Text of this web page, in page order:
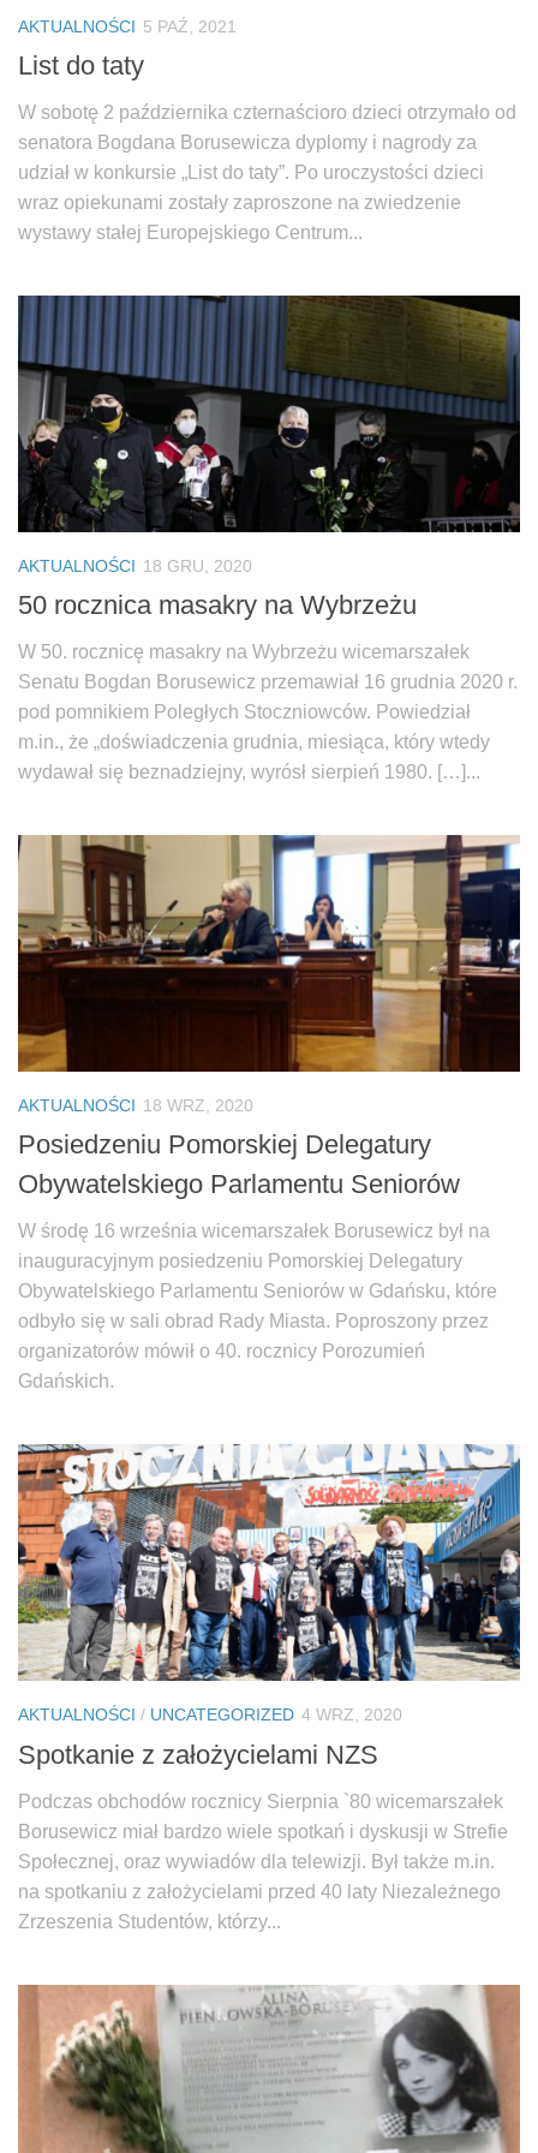
AKTUALNOŚCI 5 PAŹ, 2021
List do taty
W sobotę 2 października czternaścioro dzieci otrzymało od
senatora Bogdana Borusewicza dyplomy i nagrody za
udział w konkursie „List do taty”. Po uroczystości dzieci
wraz opiekunami zostały zaproszone na zwiedzenie
wystawy stałej Europejskiego Centrum...
AKTUALNOŚCI 18 GRU, 2020
50 rocznica masakry na Wybrzeżu
W 50. rocznicę masakry na Wybrzeżu wicemarszałek
Senatu Bogdan Borusewicz przemawiał 16 grudnia 2020 r.
pod pomnikiem Poległych Stoczniowców. Powiedział
m.in., że „doświadczenia grudnia, miesiąca, który wtedy
wydawał się beznadziejny, wyrósł sierpień 1980. […]...
AKTUALNOŚCI 18 WRZ, 2020
Posiedzeniu Pomorskiej Delegatury
Obywatelskiego Parlamentu Seniorów
W środę 16 września wicemarszałek Borusewicz był na
inauguracyjnym posiedzeniu Pomorskiej Delegatury
Obywatelskiego Parlamentu Seniorów w Gdańsku, które
odbyło się w sali obrad Rady Miasta. Poproszony przez
organizatorów mówił o 40. rocznicy Porozumień
Gdańskich.
AKTUALNOŚCI / UNCATEGORIZED 4 WRZ, 2020
Spotkanie z założycielami NZS
Podczas obchodów rocznicy Sierpnia `80 wicemarszałek
Borusewicz miał bardzo wiele spotkań i dyskusji w Strefie
Społecznej, oraz wywiadów dla telewizji. Był także m.in.
na spotkaniu z założycielami przed 40 laty Niezależnego
Zrzeszenia Studentów, którzy...